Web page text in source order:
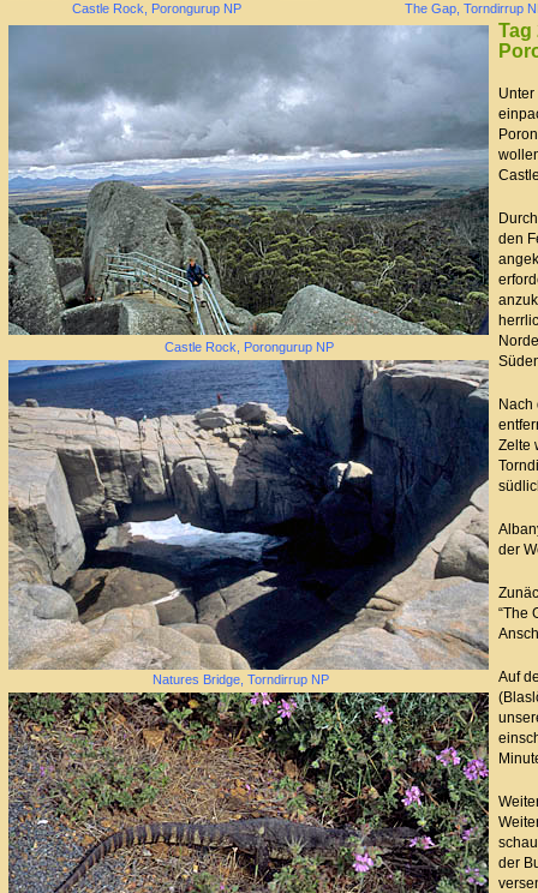
Castle Rock, Porongurup NP The Gap, Torndirrup
Castle Rock, Porongurup NP
Natures Bridge, Torndirrup NP
Tag
den
Nach
Zelte
der
“The
Auf
der